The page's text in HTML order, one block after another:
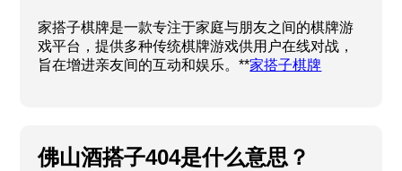
家搭子棋牌是一款专注于家庭与朋友之间的棋牌游
戏平台，提供多种传统棋牌游戏供用户在线对战，
旨在增进亲友间的互动和娱乐。**家搭子棋牌
佛山酒搭子404是什么意思？